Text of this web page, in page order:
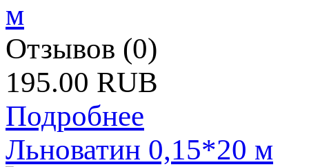
Отзывов (0)
195.00 RUB
Подробнее
Льноватин 0,15*20 м